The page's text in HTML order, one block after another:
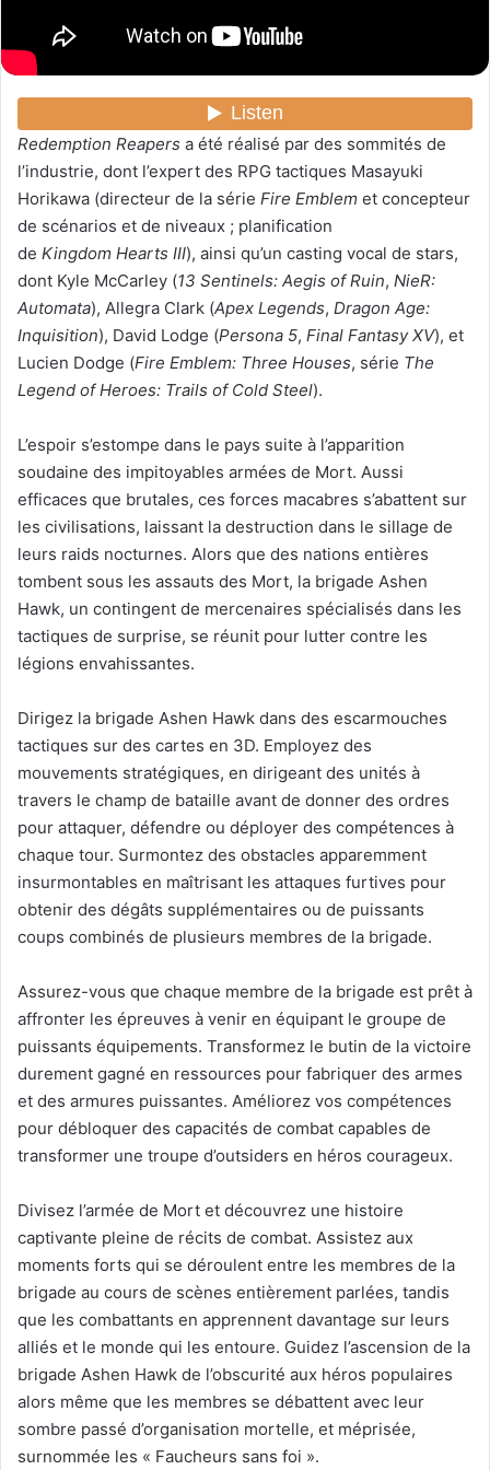
Redemption Reapers a été réalisé par des sommités de
l’industrie, dont l’expert des RPG tactiques Masayuki
Horikawa (directeur de la série Fire Emblem et concepteur
de scénarios et de niveaux ; planification
de Kingdom Hearts III), ainsi qu’un casting vocal de stars,
dont Kyle McCarley (13 Sentinels: Aegis of Ruin, NieR:
Automata), Allegra Clark (Apex Legends, Dragon Age:
Inquisition), David Lodge (Persona 5, Final Fantasy XV), et
Lucien Dodge (Fire Emblem: Three Houses, série The
Legend of Heroes: Trails of Cold Steel).
L’espoir s’estompe dans le pays suite à l’apparition
soudaine des impitoyables armées de Mort. Aussi
efficaces que brutales, ces forces macabres s’abattent sur
les civilisations, laissant la destruction dans le sillage de
leurs raids nocturnes. Alors que des nations entières
tombent sous les assauts des Mort, la brigade Ashen
Hawk, un contingent de mercenaires spécialisés dans les
tactiques de surprise, se réunit pour lutter contre les
légions envahissantes.
Dirigez la brigade Ashen Hawk dans des escarmouches
tactiques sur des cartes en 3D. Employez des
mouvements stratégiques, en dirigeant des unités à
travers le champ de bataille avant de donner des ordres
pour attaquer, défendre ou déployer des compétences à
chaque tour. Surmontez des obstacles apparemment
insurmontables en maîtrisant les attaques furtives pour
obtenir des dégâts supplémentaires ou de puissants
coups combinés de plusieurs membres de la brigade.
Assurez-vous que chaque membre de la brigade est prêt à
affronter les épreuves à venir en équipant le groupe de
puissants équipements. Transformez le butin de la victoire
durement gagné en ressources pour fabriquer des armes
et des armures puissantes. Améliorez vos compétences
pour débloquer des capacités de combat capables de
transformer une troupe d’outsiders en héros courageux.
Divisez l’armée de Mort et découvrez une histoire
captivante pleine de récits de combat. Assistez aux
moments forts qui se déroulent entre les membres de la
brigade au cours de scènes entièrement parlées, tandis
que les combattants en apprennent davantage sur leurs
alliés et le monde qui les entoure. Guidez l’ascension de la
brigade Ashen Hawk de l’obscurité aux héros populaires
alors même que les membres se débattent avec leur
sombre passé d’organisation mortelle, et méprisée,
surnommée les « Faucheurs sans foi ».